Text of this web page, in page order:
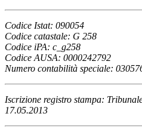
Codice Istat: 090054
Codice catastale: G 258
Codice iPA: c_g258
Codice AUSA: 0000242792
Numero contabilità speciale:
Iscrizione registro stampa:
17.05.2013